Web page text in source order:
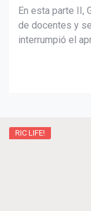
En esta parte II,
de docentes y
interrumpió el
también
salud mental
RIC LIFE!